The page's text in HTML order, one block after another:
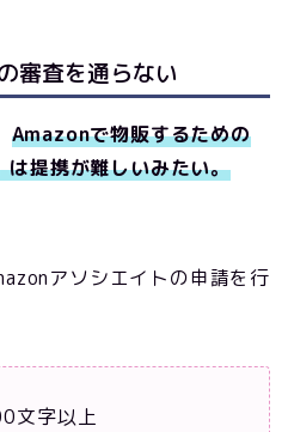
審査を通らない
Amazonで物販するための
提携が難しいみたい。
アソシエイトの申請を行
文字以上